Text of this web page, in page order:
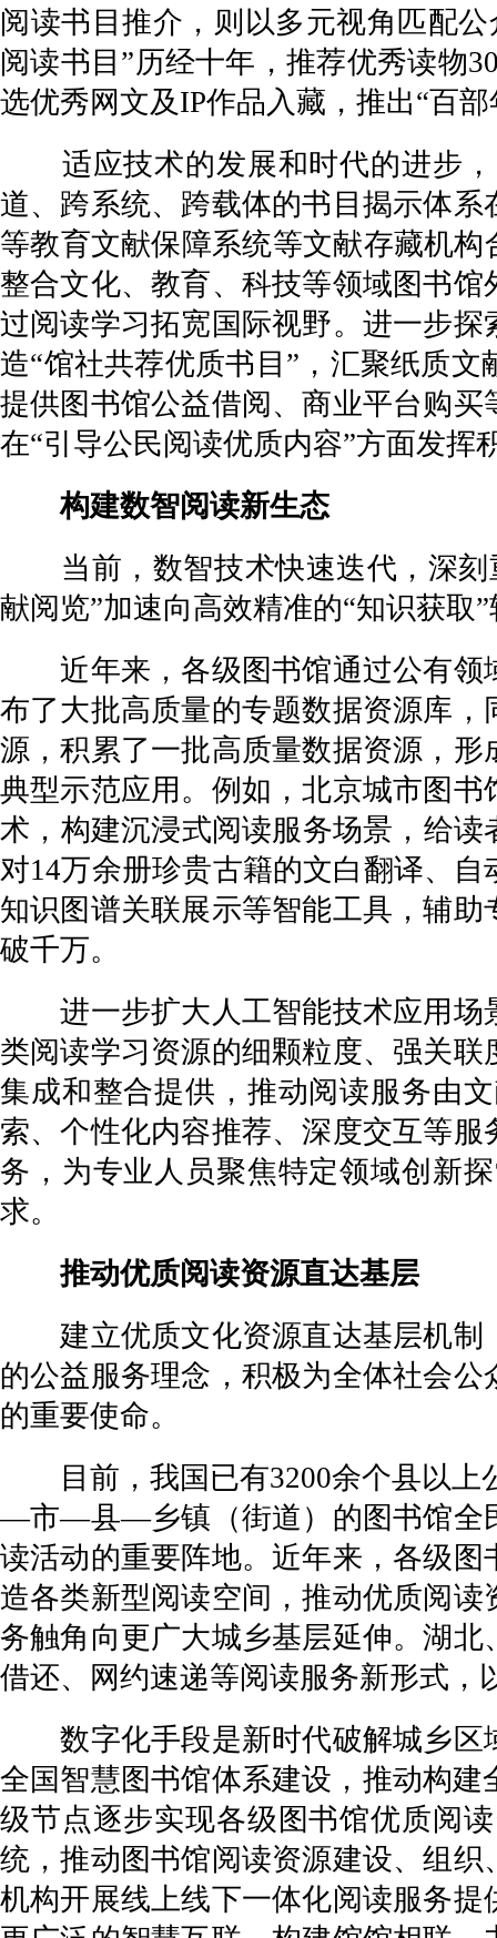
阅读书目推介，则以多元视角匹配
阅读书目”历经十年，推荐优秀读物
选优秀网文及IP作品入藏，推出“百
适应技术的发展和时代的进步，
道、跨系统、跨载体的书目揭示体
等教育文献保障系统等文献存藏机
整合文化、教育、科技等领域图书
过阅读学习拓宽国际视野。进一步
造“馆社共荐优质书目”，汇聚纸质
提供图书馆公益借阅、商业平台购
在“引导公民阅读优质内容”方面发挥
构建数智阅读新生态
当前，数智技术快速迭代，深刻
献阅览”加速向高效精准的“知识获取
近年来，各级图书馆通过公有领
布了大批高质量的专题数据资源库
源，积累了一批高质量数据资源，
典型示范应用。例如，北京城市图
术，构建沉浸式阅读服务场景，给
对14万余册珍贵古籍的文白翻译、
知识图谱关联展示等智能工具，辅
破千万。
进一步扩大人工智能技术应用场
类阅读学习资源的细颗粒度、强关
集成和整合提供，推动阅读服务由
索、个性化内容推荐、深度交互等
务，为专业人员聚焦特定领域创新
求。
推动优质阅读资源直达基层
建立优质文化资源直达基层机制
的公益服务理念，积极为全体社会
的重要使命。
目前，我国已有3200余个县以上
—市—县—乡镇（街道）的图书馆全
读活动的重要阵地。近年来，各级
造各类新型阅读空间，推动优质阅
务触角向更广大城乡基层延伸。湖
借还、网约速递等阅读服务新形式，
数字化手段是新时代破解城乡区
全国智慧图书馆体系建设，推动构
级节点逐步实现各级图书馆优质阅
统，推动图书馆阅读资源建设、组
机构开展线上线下一体化阅读服务